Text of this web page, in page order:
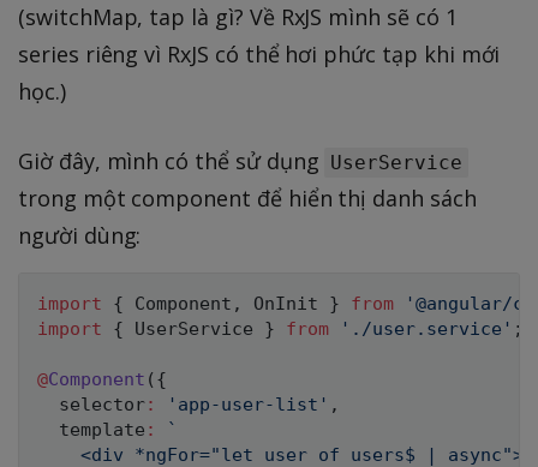
(switchMap, tap là gì? Về RxJS mình sẽ có 1
series riêng vì RxJS có thể hơi phức tạp khi mới
học.)
Giờ đây, mình có thể sử dụng UserService
trong một component để hiển thị danh sách
người dùng:
import { Component , OnInit } from
'@angular/
import
{ UserService } from './user.service' ;
@Component ( {
  selector
: 'app-user-list' ,
  template
:
`
    <div *ngFor="let user of users$ | async">